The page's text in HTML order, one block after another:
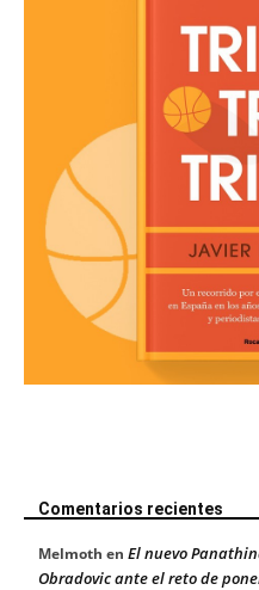
Comentarios recientes
Melmoth en El nuevo
Obradovic ante el reto de